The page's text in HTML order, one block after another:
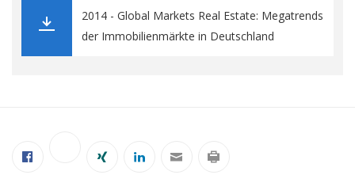
2014 - Global Markets Real Estate: Megatrends
der Immobilienmärkte in Deutschland